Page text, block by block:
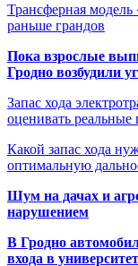
Трансферная модель
раньше грандов
Пока взрослые
Гродно возбудили
Запас хода
оценивать реальные
Какой запас хода
оптимальную
Шум на дачах и
нарушением
В Гродно
входа в университет